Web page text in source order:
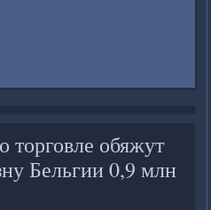
торговле обяжут
Бельгии 0,9 млн